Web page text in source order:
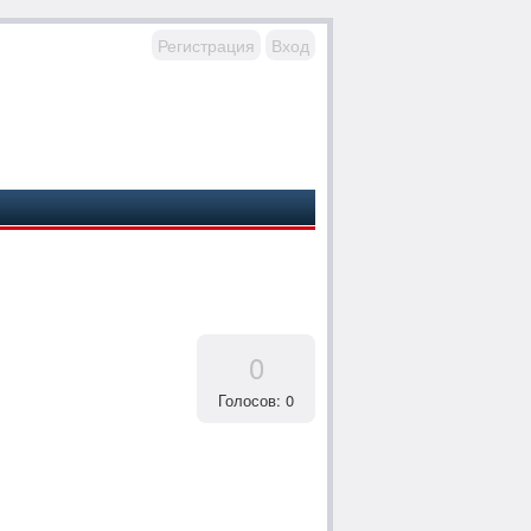
Регистрация Вход
0
Голосов: 0